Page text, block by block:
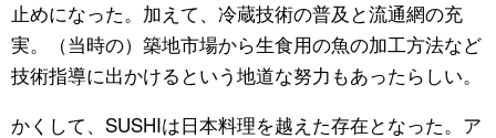
止めになった。加えて、冷蔵技術の普及と流通網の充
実。（当時の）築地市場から生食用の魚の加工方法など
技術指導に出かけるという地道な努力もあったらしい。
かくして、SUSHIは日本料理を越えた存在となった。ア